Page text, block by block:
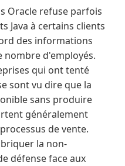
Oracle refuse parfois
Java à certains clients
des informations
nombre d'employés.
qui ont tenté
sont vu dire que la
sans produire
généralement
de vente.
la non-
défense face aux